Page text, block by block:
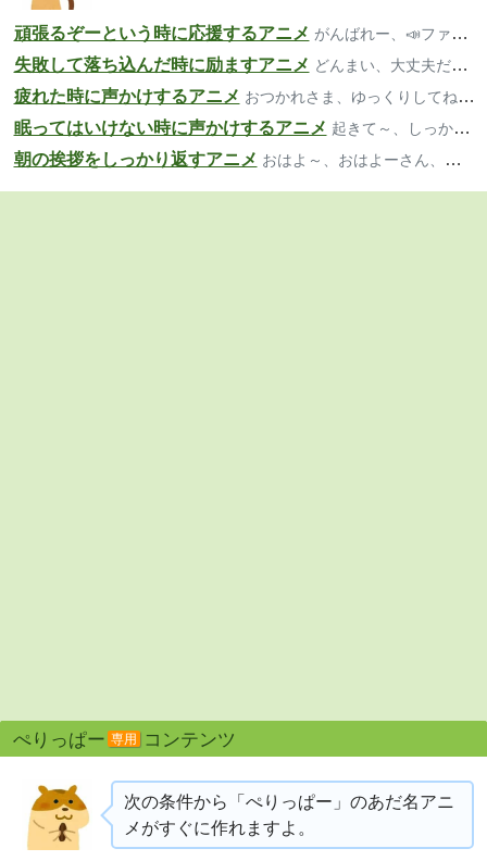
頑張るぞーという時に応援するアニメ がんばれー、📣ファイト、いいよー
失敗して落ち込んだ時に励ますアニメ どんまい、大丈夫だよ、気楽にいこ～
疲れた時に声かけするアニメ おつかれさま、ゆっくりしてね、大丈夫？
眠ってはいけない時に声かけするアニメ 起きて～、しっかり、寝ちゃダメだよ
朝の挨拶をしっかり返すアニメ おはよ～、おはよーさん、おっは！
ぺりっぱー 専用 コンテンツ
次の条件から「ぺりっぱー」のあだ名アニ
メがすぐに作れますよ。